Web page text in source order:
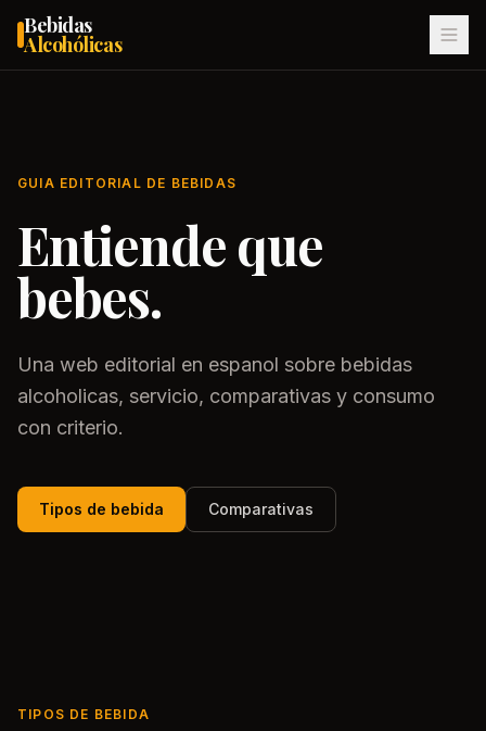
Bebidas
Alcohólicas
GUIA EDITORIAL DE BEBIDAS
Entiende que
bebes.
Una web editorial en espanol sobre bebidas
alcoholicas, servicio, comparativas y consumo
con criterio.
Tipos de bebida Comparativas
TIPOS DE BEBIDA